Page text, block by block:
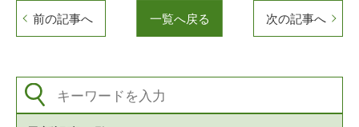
前の記事へ 一覧へ戻る 次の記事へ